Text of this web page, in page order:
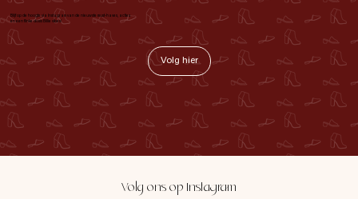
Blijf op de hoogte via Instagram van de nieuwste must-haves, acties
en een flinke dosis Billie vibes!
Volg hier
Volg ons op Instagram